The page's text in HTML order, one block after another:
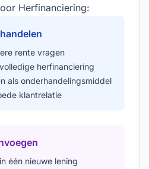
Herfinanciering:
rente vragen
herfinanciering
als onderhandelingsmiddel
klantrelatie
één nieuwe lening